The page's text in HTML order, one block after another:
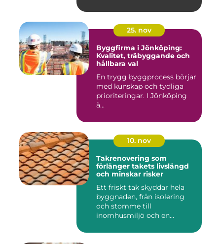
25. nov
Byggfirma i Jönköping:
Kvalitet, träbyggande och
hållbara val
En trygg byggprocess börjar
med kunskap och tydliga
prioriteringar. I Jönköping
ä...
10. nov
Takrenovering som
förlänger takets livslängd
och minskar risker
Ett friskt tak skyddar hela
byggnaden, från isolering
och stomme till
inomhusmiljö och en...